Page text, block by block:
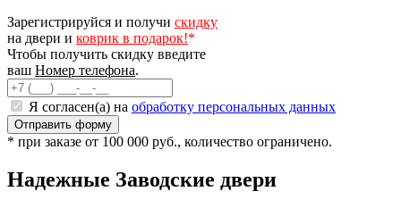
Зарегистрируйся и получи скидку
на двери и коврик в подарок!*
Чтобы получить скидку введите
ваш Номер телефона.
Я согласен(а) на обработку персональных данных
* при заказе от 100 000 руб., количество ограничено.
Надежные Заводские двери